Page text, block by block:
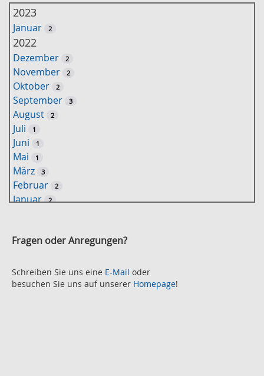
h
ü
w
o
r
u
c
2023
Januar 2
2022
Dezember 2
November 2
Oktober 2
September 3
August 2
Juli 1
Juni 1
Mai 1
März 3
Februar 2
Januar 2
Oktober 2
August 2
Juli 2
Fragen oder Anregungen?
Schreiben Sie uns eine E-Mail oder
besuchen Sie uns auf unserer Homepage!